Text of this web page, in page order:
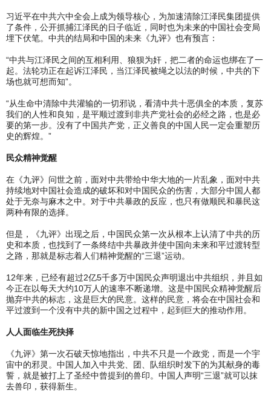
习近平在中共六中全会上成为领导核心，为加速清除江泽民集团提供
了条件，公开抓捕江泽民的日子临近，同时也为未来的中国社会变局
埋下伏笔。中共的结局和中国的未来《九评》也有预言：
“中共与江泽民之间的互相利用、狼狈为奸，把二者的命运也绑在了一
起。法轮功正在起诉江泽民，当江泽民被绳之以法的时候，中共的下
场也就可想而知”。
“从生命中清除中共灌输的一切邪说，看清中共十恶俱全的本质，复苏
我们的人性和良知，是平顺过渡到非共产党社会的必经之路，也是必
要的第一步。没有了中国共产党，正义善良的中国人民一定会重塑历
史的辉煌。”
民众精神觉醒
在《九评》问世之前，面对中共带给中华大地的一片乱象，面对中共
持续地对中国社会造成的破坏和对中国民众的伤害，大部分中国人都
处于无奈与麻木之中。对于中共暴政的反应，也只有做顺民和暴民这
两种有限的选择。
但是，《九评》出现之后，中国民众第一次从根本上认清了中共的历
史和本质，也找到了一条终结中共暴政并使中国向未来和平过渡转型
之路，那就是标志着人们精神觉醒的“三退”运动。
12年来，已经有超过2亿5千多万中国民众声明退出中共组织，并且如
今正在以每天大约10万人的速率不断递增。这是中国民众精神觉醒后
抛弃中共的标志，这是巨大的民意。这样的民意，将会在中国社会和
平过渡到一个没有中共的新中国之过程中，起到巨大的推动作用。
人人面临生死抉择
《九评》第一次石破天惊地指出，中共不只是一个政党，而是一个宇
宙中的邪灵。中国人加入中共党、团、队组织时发下的为其献身的毒
誓，就是被打上了圣经中曾提到的兽印。中国人声明“三退”就可以抹
去兽印，获得新生。